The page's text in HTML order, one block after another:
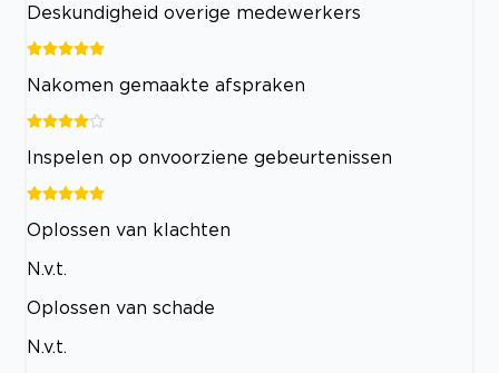
Deskundigheid overige medewerkers
Nakomen gemaakte afspraken
Inspelen op onvoorziene gebeurtenissen
Oplossen van klachten
N.v.t.
Oplossen van schade
N.v.t.